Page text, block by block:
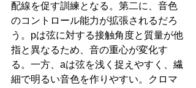
配線を促す訓練となる。第二に、音色
のコントロール能力が拡張されるだろ
う。pは弦に対する接触角度と質量が他
指と異なるため、音の重心が変化す
る。一方、aは弦を浅く捉えやすく、繊
細で明るい音色を作りやすい。クロマ